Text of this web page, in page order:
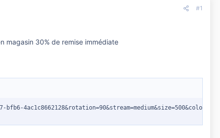
#1
magasin 30% de remise immédiate